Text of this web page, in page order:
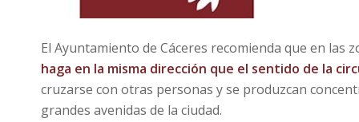
El Ayuntamiento de Cáceres recomienda que en las
haga en la misma dirección que el sentido de la
cruzarse con otras personas y se produzcan
grandes avenidas de la ciudad.